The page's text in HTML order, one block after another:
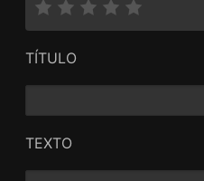
TÍTULO
TEXTO